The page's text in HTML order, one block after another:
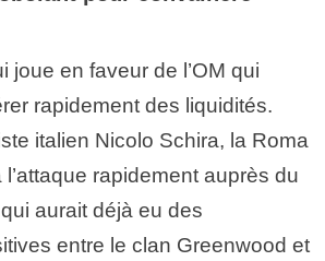
joue en faveur de l’OM qui
rapidement des liquidités.
italien Nicolo Schira, la Roma
rapidement auprès du
aurait déjà eu des
entre le clan Greenwood et